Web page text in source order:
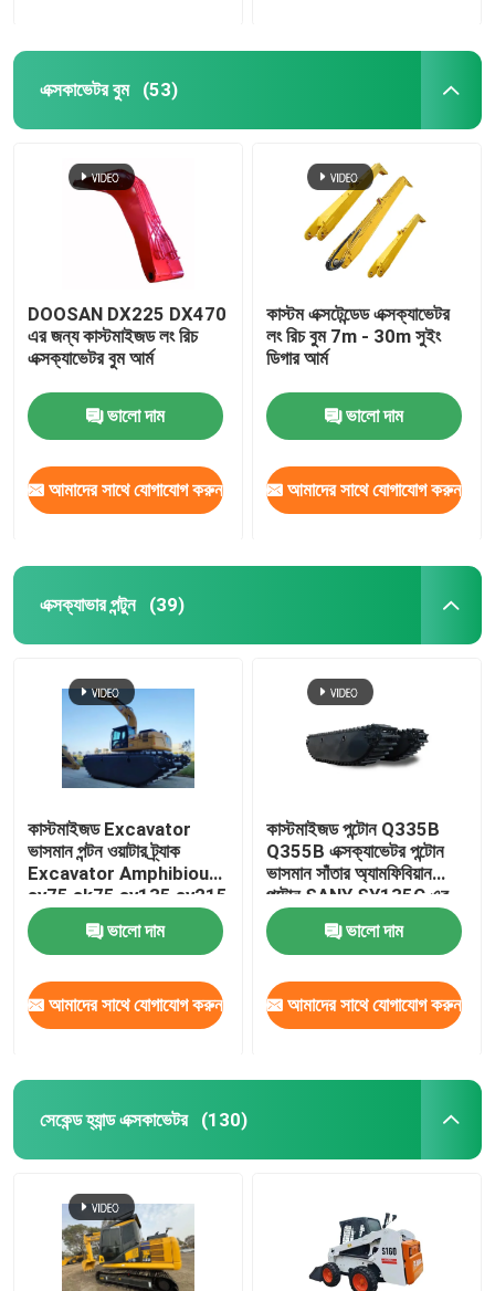
এক্সকাভেটর বুম (53)
DOOSAN DX225 DX470
এর জন্য কাস্টমাইজড লং রিচ
এক্সক্যাভেটর বুম আর্ম
ভালো দাম
আমাদের সাথে যোগাযোগ করুন
কাস্টম এক্সটেন্ডেড এক্সক্যাভেটর
লং রিচ বুম 7m - 30m সুইং
ডিগার আর্ম
ভালো দাম
আমাদের সাথে যোগাযোগ করুন
এক্সক্যাভার পন্টুন (39)
কাস্টমাইজড Excavator
ভাসমান পন্টন ওয়াটার ট্র্যাক
Excavator Amphibious
sy75 sk75 sy135 sy215
320d জন্য ব্যবহৃত
ভালো দাম
আমাদের সাথে যোগাযোগ করুন
কাস্টমাইজড পন্টোন Q335B
Q355B এক্সক্যাভেটর পন্টোন
ভাসমান সাঁতার অ্যামফিবিয়ান
পন্টোন SANY SY135C এর
জন্য
ভালো দাম
আমাদের সাথে যোগাযোগ করুন
সেকেন্ড হ্যান্ড এক্সকাভেটর (130)